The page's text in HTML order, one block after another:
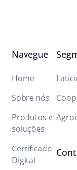
Navegue
Home
Sobre nós
Produtos e
soluções
Certificado
Digital